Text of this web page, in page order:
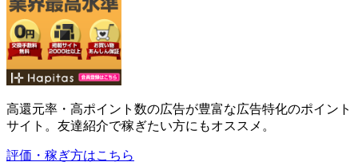
その他のサイトの
評価・稼ぎ方はこちら
最新情報
2019年7月のお小遣いサイト副収入実績の公開 2019年8
月11日
月11日